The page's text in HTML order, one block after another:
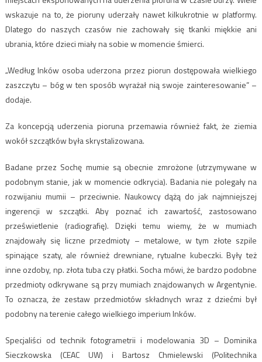
wskazuje na to, że pioruny uderzały nawet kilkukrotnie w platformy.
Dlatego do naszych czasów nie zachowały się tkanki miękkie ani
ubrania, które dzieci miały na sobie w momencie śmierci.
„Według Inków osoba uderzona przez piorun dostępowała wielkiego
zaszczytu – bóg w ten sposób wyrażał nią swoje zainteresowanie” –
dodaje.
Za koncepcją uderzenia pioruna przemawia również fakt, że ziemia
wokół szczątków była skrystalizowana.
Badane przez Sochę mumie są obecnie zmrożone (utrzymywane w
podobnym stanie, jak w momencie odkrycia). Badania nie polegały na
rozwijaniu mumii – przeciwnie. Naukowcy dążą do jak najmniejszej
ingerencji w szczątki. Aby poznać ich zawartość, zastosowano
prześwietlenie (radiografię). Dzięki temu wiemy, że w mumiach
znajdowały się liczne przedmioty – metalowe, w tym złote szpile
spinające szaty, ale również drewniane, rytualne kubeczki. Były też
inne ozdoby, np. złota tuba czy płatki. Socha mówi, że bardzo podobne
przedmioty odkrywane są przy mumiach znajdowanych w Argentynie.
To oznacza, że zestaw przedmiotów składnych wraz z dziećmi był
podobny na terenie całego wielkiego imperium Inków.
Specjaliści od technik fotogrametrii i modelowania 3D – Dominika
Sieczkowska (CEAC UW) i Bartosz Chmielewski (Politechnika